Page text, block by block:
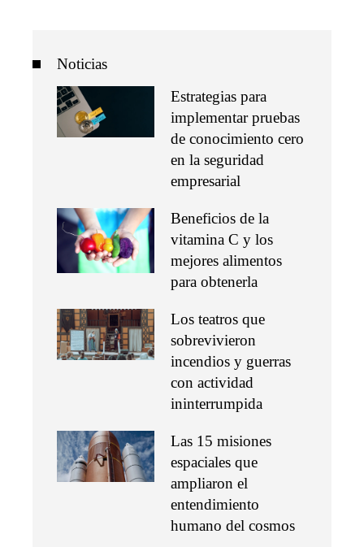
Noticias
Estrategias para
implementar pruebas
de conocimiento cero
en la seguridad
empresarial
Beneficios de la
vitamina C y los
mejores alimentos
para obtenerla
Los teatros que
sobrevivieron
incendios y guerras
con actividad
ininterrumpida
Las 15 misiones
espaciales que
ampliaron el
entendimiento
humano del cosmos